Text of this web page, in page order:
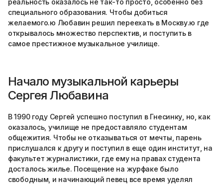
реальность оказалось не так-то просто, особенно без
специального образования. Чтобы добиться
желаемого.ю Любавин решил переехать в Москву.ю где
открывалось множество перспектив, и поступить в
самое престижное музыкальное училище.
Начало музыкальной карьеры
Сергея Любавина
В 1990 году Сергей успешно поступил в Гнесинку, но, как
оказалось, училище не предоставляло студентам
общежития. Чтобы не отказываться от мечты, парень
прислушался к другу и поступил в еще один институт, на
факультет журналистики, где ему на правах студента
досталось жилье. Посещение на журфаке было
свободным, и начинающий певец все время уделял